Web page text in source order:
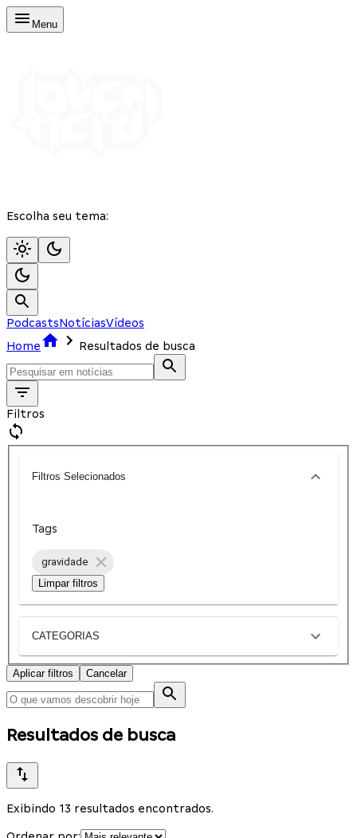
Menu
Escolha seu tema:
PodcastsNotíciasVídeos
Home
Resultados de busca
Filtros
Filtros Selecionados
Tags
gravidade
Limpar filtros
CATEGORIAS
Aplicar filtros Cancelar
Resultados de busca
Exibindo 13 resultados encontrados.